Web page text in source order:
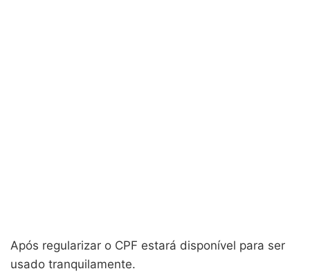
Após regularizar o CPF estará disponível para ser
usado tranquilamente.